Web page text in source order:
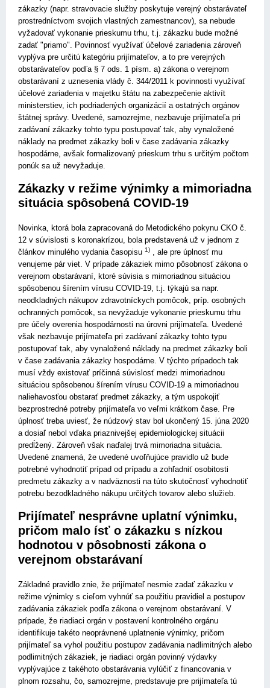
zákazky (napr. stravovacie služby poskytuje verejný obstarávateľ
prostredníctvom svojich vlastných zamestnancov), sa nebude
vyžadovať vykonanie prieskumu trhu, t.j. zákazku bude možné
zadať "priamo". Povinnosť využívať účelové zariadenia zároveň
vyplýva pre určitú kategóriu prijímateľov, a to pre verejných
obstarávateľov podľa § 7 ods. 1 písm. a) zákona o verejnom
obstarávaní z uznesenia vlády č. 344/2011 k povinnosti využívať
účelové zariadenia v majetku štátu na zabezpečenie aktivít
ministerstiev, ich podriadených organizácií a ostatných orgánov
štátnej správy. Uvedené, samozrejme, nezbavuje prijímateľa pri
zadávaní zákazky tohto typu postupovať tak, aby vynaložené
náklady na predmet zákazky boli v čase zadávania zákazky
hospodárne, avšak formalizovaný prieskum trhu s určitým počtom
ponúk sa už nevyžaduje.
Zákazky v režime výnimky a mimoriadna
situácia spôsobená COVID-19
Novinka, ktorá bola zapracovaná do Metodického pokynu CKO č.
12 v súvislosti s koronakrízou, bola predstavená už v jednom z
článkov minulého vydania časopisu 1) , ale pre úplnosť mu
venujeme pár viet. V prípade zákaziek mimo pôsobnosť zákona o
verejnom obstarávaní, ktoré súvisia s mimoriadnou situáciou
spôsobenou šírením vírusu COVID-19, t.j. týkajú sa napr.
neodkladných nákupov zdravotníckych pomôcok, príp. osobných
ochranných pomôcok, sa nevyžaduje vykonanie prieskumu trhu
pre účely overenia hospodárnosti na úrovni prijímateľa. Uvedené
však nezbavuje prijímateľa pri zadávaní zákazky tohto typu
postupovať tak, aby vynaložené náklady na predmet zákazky boli
v čase zadávania zákazky hospodárne. V týchto prípadoch tak
musí vždy existovať príčinná súvislosť medzi mimoriadnou
situáciou spôsobenou šírením vírusu COVID-19 a mimoriadnou
naliehavo­sťou obstarať predmet zákazky, a tým uspokojiť
bezprostredné potreby prijímateľa vo veľmi krátkom čase. Pre
úplnosť treba uviesť, že núdzový stav bol ukončený 15. júna 2020
a dosiaľ nebol vďaka priaznivejšej epidemiologickej situácii
predĺžený. Zároveň však naďalej trvá mimoriadna situácia.
Uvedené znamená, že uvedené uvoľňujúce pravidlo už bude
potrebné vyhodnotiť prípad od prípadu a zohľadniť osobitosti
predmetu zákazky a v nadväznosti na túto skutočnosť vyhodnotiť
potrebu bezodkladného nákupu určitých tovarov alebo služieb.
Prijímateľ nesprávne uplatní výnimku,
pričom malo ísť o zákazku s nízkou
hodnotou v pôsobnosti zákona o
verejnom obstarávaní
Základné pravidlo znie, že prijímateľ nesmie zadať zákazku v
režime výnimky s cieľom vyhnúť sa použitiu pravidiel a postupov
zadávania zákaziek podľa zákona o verejnom obstarávaní. V
prípade, že riadiaci orgán v postavení kontrolného orgánu
identifikuje takéto neoprávnené uplatnenie výnimky, pričom
prijímateľ sa vyhol použitiu postupov zadávania nadlimitných alebo
podlimitných zákaziek, je riadiaci orgán povinný výdavky
vyplývajúce z takéhoto obstarávania vylúčiť z financovania v
plnom rozsahu, čo, samozrejme, predstavuje pre prijímateľa tú